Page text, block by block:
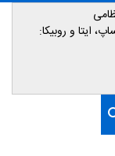
ایتا و روبیکا: